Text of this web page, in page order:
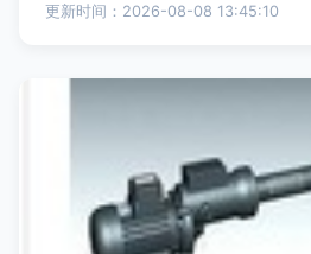
更新时间：2026-08-08 13:45:10